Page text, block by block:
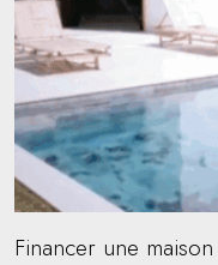
Financer une